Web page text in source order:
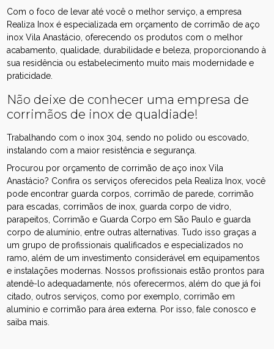
Com o foco de levar até você o melhor serviço, a empresa
Realiza Inox é especializada em orçamento de corrimão de aço
inox Vila Anastácio, oferecendo os produtos com o melhor
acabamento, qualidade, durabilidade e beleza, proporcionando à
sua residência ou estabelecimento muito mais modernidade e
praticidade.
Não deixe de conhecer uma empresa de
corrimãos de inox de qualdiade!
Trabalhando com o inox 304, sendo no polido ou escovado,
instalando com a maior resistência e segurança.
Procurou por orçamento de corrimão de aço inox Vila
Anastácio? Confira os serviços oferecidos pela Realiza Inox, você
pode encontrar guarda corpos, corrimão de parede, corrimão
para escadas, corrimãos de inox, guarda corpo de vidro,
parapeitos, Corrimão e Guarda Corpo em São Paulo e guarda
corpo de alumínio, entre outras alternativas. Tudo isso graças a
um grupo de profissionais qualificados e especializados no
ramo, além de um investimento considerável em equipamentos
e instalações modernas. Nossos profissionais estão prontos para
atendê-lo adequadamente, nós oferecermos, além do que já foi
citado, outros serviços, como por exemplo, corrimão em
alumínio e corrimão para área externa. Por isso, fale conosco e
saiba mais.